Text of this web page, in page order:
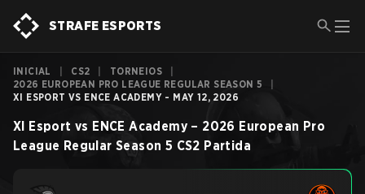
STRAFE ESPORTS
INICIAL CS2 TORNEIOS
2026 EUROPEAN PRO LEAGUE REGULAR SEASON 5
XI ESPORT VS ENCE ACADEMY - MAY 12, 2026
XI Esport vs ENCE Academy – 2026 European Pro
League Regular Season 5 CS2 Partida